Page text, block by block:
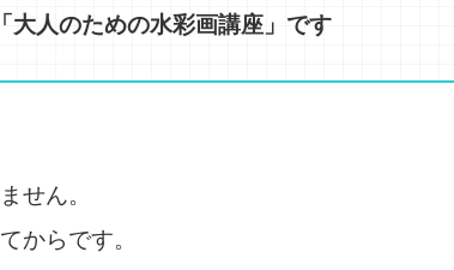
大人のための水彩画講座」です
せん。
からです。